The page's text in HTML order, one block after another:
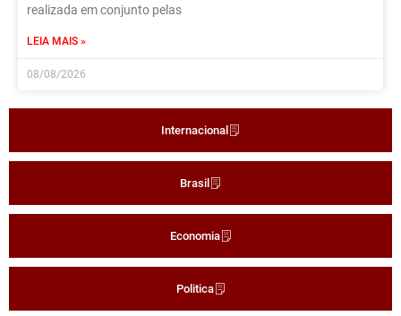
Internacional
Brasil
Economia
Politica
realizada em conjunto pelas
LEIA MAIS »
08/08/2026